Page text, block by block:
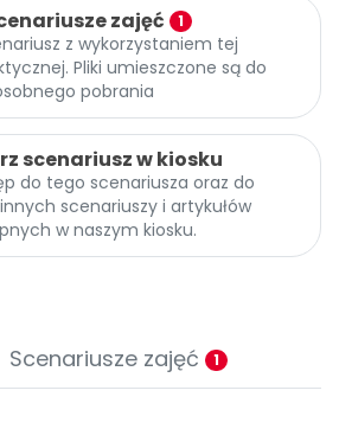
zajęć 1
z wykorzystaniem tej
Pliki umieszczone są do
pobrania
scenariusz w kiosku
do tego scenariusza oraz do
scenariuszy i artykułów
w naszym kiosku.
Scenariusze zajęć 1